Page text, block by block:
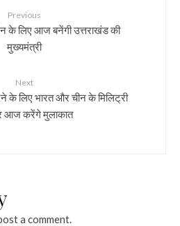
Previous
के लिए आज बनेंगी उत्तराखंड की
मुख्यमंत्री
Next
के लिए भारत और चीन के मिलिट्री
आज करेंगे मुलाकात
a comment.